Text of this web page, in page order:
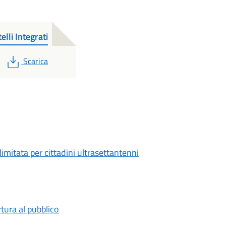
Integrati
PDF
Scarica
per cittadini ultrasettantenni
al pubblico